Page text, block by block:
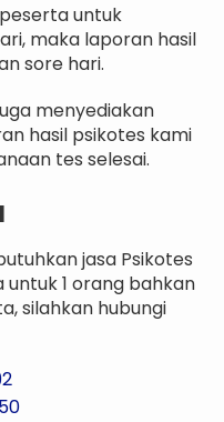
untuk
maka laporan hasil
sore hari.
menyediakan
hasil psikotes kami
tes selesai.
jasa Psikotes
untuk 1 orang bahkan
silahkan hubungi